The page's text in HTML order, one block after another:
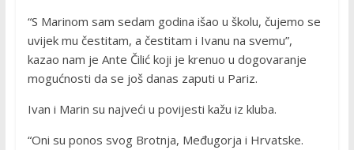
“S Marinom sam sedam godina išao u školu, čujemo se
uvijek mu čestitam, a čestitam i Ivanu na svemu”,
kazao nam je Ante Čilić koji je krenuo u dogovaranje
mogućnosti da se još danas zaputi u Pariz.
Ivan i Marin su najveći u povijesti kažu iz kluba.
“Oni su ponos svog Brotnja, Međugorja i Hrvatske.